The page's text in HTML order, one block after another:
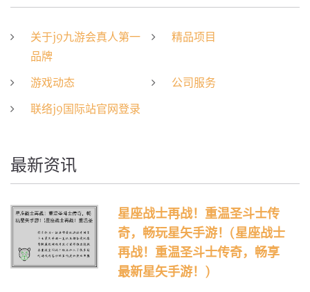
关于j9九游会真人第一
品牌
精品项目
游戏动态
公司服务
联络j9国际站官网登录
最新资讯
星座战士再战！重温圣斗士传
奇，畅玩星矢手游！(星座战士
再战！重温圣斗士传奇，畅享
最新星矢手游！)